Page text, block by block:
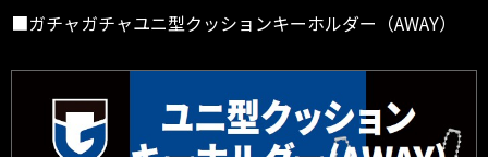
■ガチャガチャユニ型クッションキーホルダー（AWAY）